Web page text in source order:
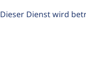
Dieser Dienst wird